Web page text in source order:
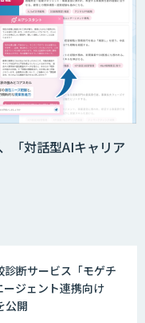
「対話型AIキャリア
診断サービス「モゲチ
ージェント連携向け
公開